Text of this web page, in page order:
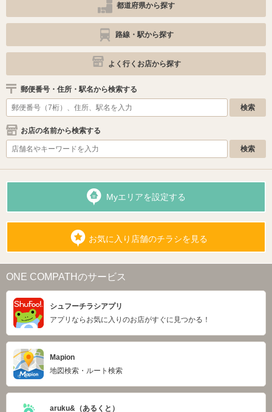
都道府県から探す
路線・駅から探す
よく行くお店から探す
郵便番号・住所・駅名から検索する
お店の名前から検索する
Myエリアを設定する
お気に入り店舗のチラシを見る
ONE COMPATHのサービス
シュフーチラシアプリ
アプリならお気に入りのお店がすぐに見つかる！
Mapion
地図検索・ルート検索
aruku&（あるくと）